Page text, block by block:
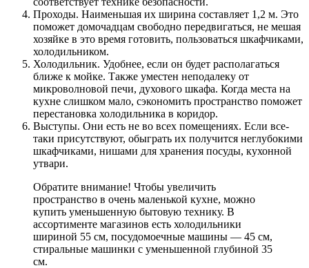
Проходы. Наименьшая их ширина составляет 1,2 м. Это
поможет домочадцам свободно передвигаться, не мешая
хозяйке в это время готовить, пользоваться шкафчиками,
холодильником.
Холодильник. Удобнее, если он будет располагаться
ближе к мойке. Также уместен неподалеку от
микроволновой печи, духового шкафа. Когда места на
кухне слишком мало, сэкономить пространство поможет
перестановка холодильника в коридор.
Выступы. Они есть не во всех помещениях. Если все-
таки присутствуют, обыграть их получится неглубокими
шкафчиками, нишами для хранения посуды, кухонной
утвари.
Обратите внимание! Чтобы увеличить
пространство в очень маленькой кухне, можно
купить уменьшенную бытовую технику. В
ассортименте магазинов есть холодильники
шириной 55 см, посудомоечные машины — 45 см,
стиральные машинки с уменьшенной глубиной 35
см.